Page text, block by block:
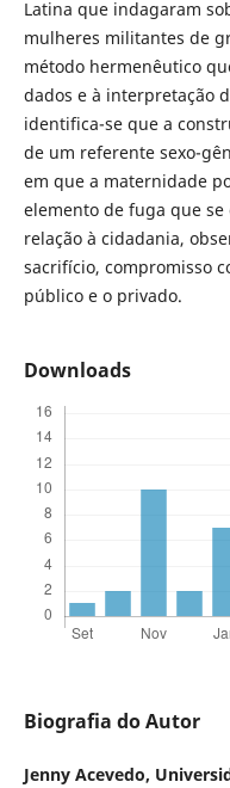
Latina que indagaram
mulheres militantes de
método hermenêutico
dados e à interpretação
identifica-se que a
de um referente sexo-
em que a maternidade
elemento de fuga que se
relação à cidadania,
sacrifício, compromisso
público e o privado.
Downloads
Biografia do Autor
Jenny Acevedo,